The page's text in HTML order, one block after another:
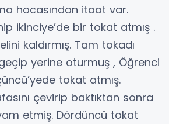
hocasından itaat var.
ikinciye’de bir tokat atmış .
kaldırmış. Tam tokadı
yerine oturmuş , Öğrenci
tokat atmış.
çevirip baktıktan sonra
etmiş. Dördüncü tokat